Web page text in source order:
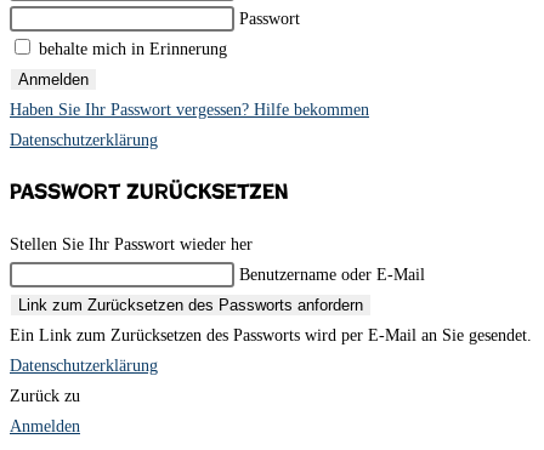
Passwort
behalte mich in Erinnerung
Anmelden
Haben Sie Ihr Passwort vergessen? Hilfe bekommen
Datenschutzerklärung
Passwort zurücksetzen
Stellen Sie Ihr Passwort wieder her
Benutzername oder E-Mail
Link zum Zurücksetzen des Passworts anfordern
Ein Link zum Zurücksetzen des Passworts wird per E-Mail an Sie gesendet.
Datenschutzerklärung
Zurück zu
Anmelden